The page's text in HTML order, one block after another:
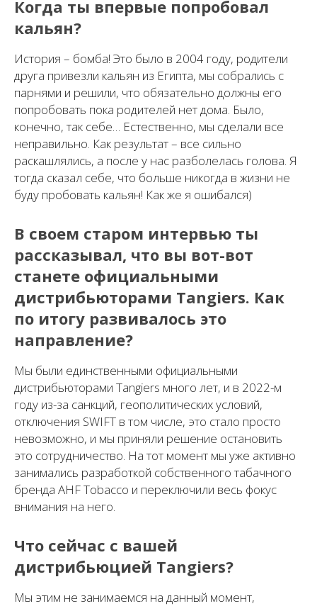
Когда ты впервые попробовал
кальян?
История – бомба! Это было в 2004 году, родители
друга привезли кальян из Египта, мы собрались с
парнями и решили, что обязательно должны его
попробовать пока родителей нет дома. Было,
конечно, так себе… Естественно, мы сделали все
неправильно. Как результат – все сильно
раскашлялись, а после у нас разболелась голова. Я
тогда сказал себе, что больше никогда в жизни не
буду пробовать кальян! Как же я ошибался)
В своем старом интервью ты
рассказывал, что вы вот-вот
станете официальными
дистрибьюторами Tangiers. Как
по итогу развивалось это
направление?
Мы были единственными официальными
дистрибьюторами Tangiers много лет, и в 2022-м
году из-за санкций, геополитических условий,
отключения SWIFT в том числе, это стало просто
невозможно, и мы приняли решение остановить
это сотрудничество. На тот момент мы уже активно
занимались разработкой собственного табачного
бренда AHF Tobacco и переключили весь фокус
внимания на него.
Что сейчас с вашей
дистрибьюцией Tangiers?
Мы этим не занимаемся на данный момент,